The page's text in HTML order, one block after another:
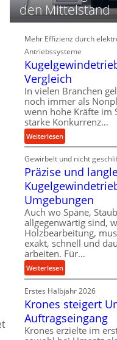
d
i
P
e
r
o
r
m
n
c
e
i
m
D
r
ü
c
k
p
r
o
z
e
den Mittelstand
Mehr Effizienz durch
Antriebssysteme
Vergleich
In vielen Branchen
noch immer als
wenn hohe Kräfte im
starke Konkurrenz…
Weiterlesen:
K
u
g
l
g
e
w
i
n
d
e
r
i
e
b
Gewirbelt und nicht
Präzise und
Umgebungen
Auch wo Späne,
allgegenwärtig sind,
Holzbearbeitung,
exakt, schnell und
arbeiten. Für…
Weiterlesen:
P
r
ä
i
s
Erstes Halbjahr 2026
Krones steigert
Auftragseingang
Krones erzielte im